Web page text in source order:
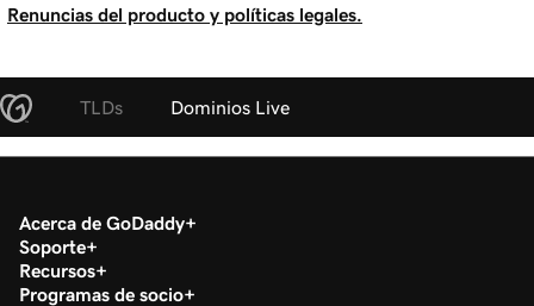
Renuncias del producto y políticas legales.
TLDs Dominios Live
Acerca de GoDaddy
Soporte
Recursos
Programas de socio